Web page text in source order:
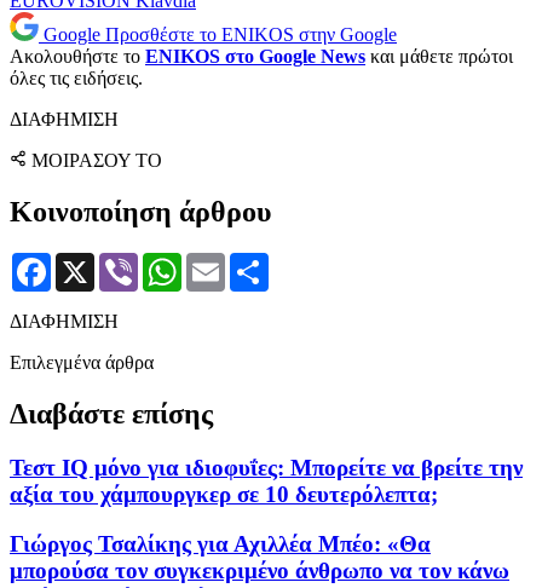
Google Προσθέστε το ENIKOS στην Google
Ακολουθήστε το ENIKOS στο Google News και μάθετε πρώτοι
όλες τις ειδήσεις.
ΔΙΑΦΗΜΙΣΗ
ΜΟΙΡΑΣΟΥ ΤΟ
Κοινοποίηση άρθρου
Facebook
X Viber WhatsApp
Email
ΔΙΑΦΗΜΙΣΗ
Επιλεγμένα άρθρα
Διαβάστε επίσης
Τεστ IQ μόνο για ιδιοφυΐες: Mπορείτε να βρείτε την
αξία του χάμπουργκερ σε 10 δευτερόλεπτα;
Γιώργος Τσαλίκης για Αχιλλέα Μπέο: «Θα
μπορούσα τον συγκεκριμένο άνθρωπο να τον κάνω